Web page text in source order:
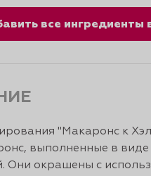
все ингредиенты
"Макаронс к
выполненные в
Они окрашены с